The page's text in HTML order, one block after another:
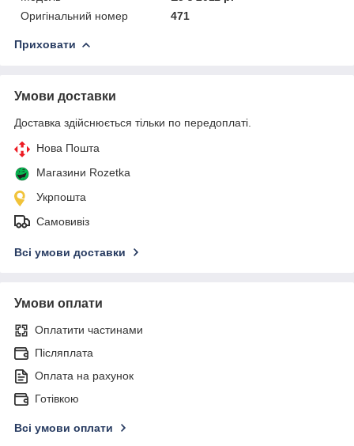
Оригінальний номер
471
Приховати
Умови доставки
Доставка здійснюється тільки по передоплаті.
Нова Пошта
Магазини Rozetka
Укрпошта
Самовивіз
Всі умови доставки
Умови оплати
Оплатити частинами
Післяплата
Оплата на рахунок
Готівкою
Всі умови оплати